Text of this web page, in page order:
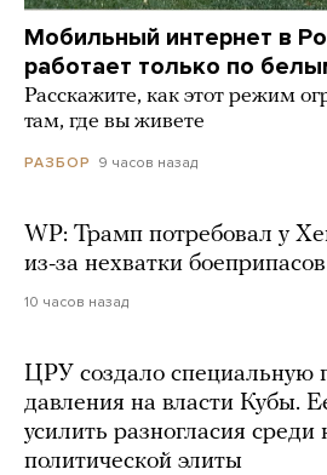
Мобильный интернет в
работает только по
Расскажите, как этот режим
там, где вы живете
РАЗБОР 9 часов назад
WP: Трамп потребовал у
из-за нехватки боеприпасов
10 часов назад
ЦРУ создало специальную
давления на власти Кубы.
усилить разногласия среди
политической элиты